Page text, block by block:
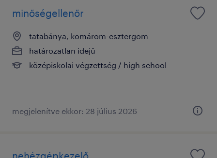
minőségellenőr
tatabánya, komárom-esztergom
határozatlan idejű
középiskolai végzettség / high school
megjelenítve ekkor: 28 július 2026
nehézgépkezelő